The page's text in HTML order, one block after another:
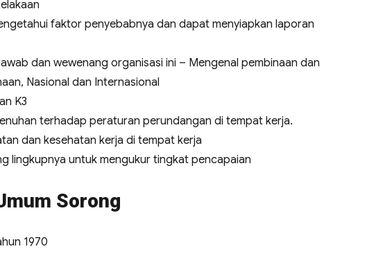
faktor penyebabnya dan dapat menyiapkan laporan
dan wewenang organisasi ini – Mengenal pembinaan dan
Nasional dan Internasional
K3
terhadap peraturan perundangan di tempat kerja.
dan kesehatan kerja di tempat kerja
lingkupnya untuk mengukur tingkat pencapaian
Sorong
1970